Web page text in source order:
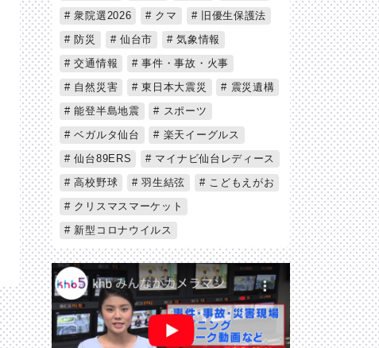
衆院選2026
クマ
旧優生保護法
防災
仙台市
気象情報
交通情報
事件・事故・火事
自然災害
東日本大震災
震災遺構
能登半島地震
スポーツ
ベガルタ仙台
楽天イーグルス
仙台89ERS
マイナビ仙台レディース
高校野球
羽生結弦
こどもえがお
クリスマスマーケット
新型コロナウイルス